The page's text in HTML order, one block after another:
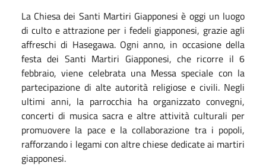
La Chiesa dei Santi Martiri Giapponesi è oggi un luogo
di culto e attrazione per i fedeli giapponesi, grazie agli
affreschi di Hasegawa. Ogni anno, in occasione della
festa dei Santi Martiri Giapponesi, che ricorre il 6
febbraio, viene celebrata una Messa speciale con la
partecipazione di alte autorità religiose e civili. Negli
ultimi anni, la parrocchia ha organizzato convegni,
concerti di musica sacra e altre attività culturali per
promuovere la pace e la collaborazione tra i popoli,
rafforzando i legami con altre chiese dedicate ai martiri
giapponesi.